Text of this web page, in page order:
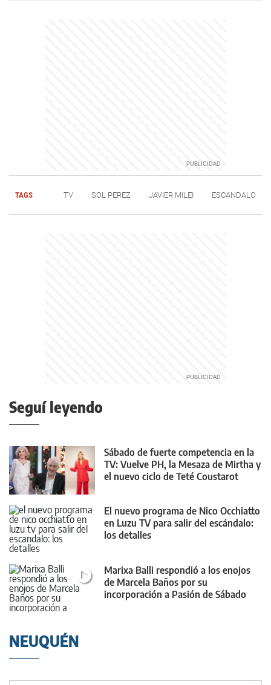
TAGS TV SOL PEREZ JAVIER MILEI ESCANDALO
Seguí leyendo
Sábado de fuerte competencia en la
TV: Vuelve PH, la Mesaza de Mirtha y
el nuevo ciclo de Teté Coustarot
El nuevo programa de Nico Occhiatto
en Luzu TV para salir del escándalo:
los detalles
Marixa Balli respondió a los enojos
de Marcela Baños por su
incorporación a Pasión de Sábado
NEUQUÉN